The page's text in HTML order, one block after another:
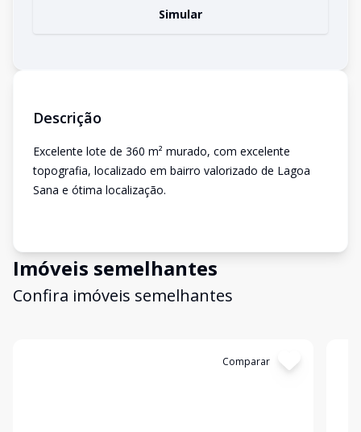
Simular
Descrição
Excelente lote de 360 m² murado, com excelente
topografia, localizado em bairro valorizado de Lagoa
Sana e ótima localização.
Imóveis semelhantes
Confira imóveis semelhantes
Comparar